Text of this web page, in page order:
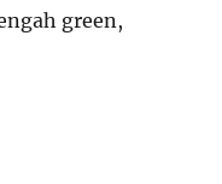
green,